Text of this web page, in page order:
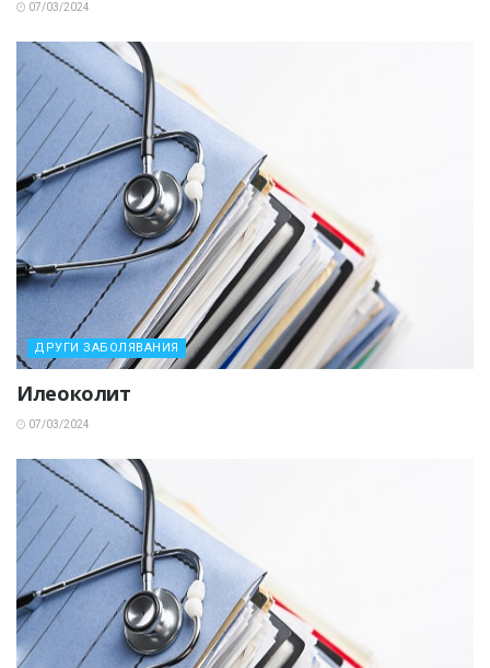
07/03/2024
ДРУГИ ЗАБОЛЯВАНИЯ
Илеоколит
07/03/2024